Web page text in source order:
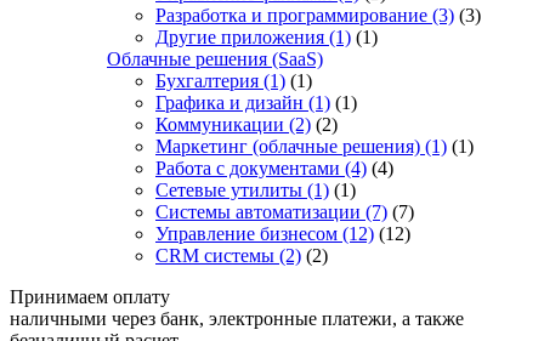
Разработка и программирование (3) (3)
Другие приложения (1) (1)
Облачные решения (SaaS)
Бухгалтерия (1) (1)
Графика и дизайн (1) (1)
Коммуникации (2) (2)
Маркетинг (облачные решения) (1) (1)
Работа с документами (4) (4)
Сетевые утилиты (1) (1)
Системы автоматизации (7) (7)
Управление бизнесом (12) (12)
CRM системы (2) (2)
Принимаем оплату
наличными через банк, электронные платежи, а также